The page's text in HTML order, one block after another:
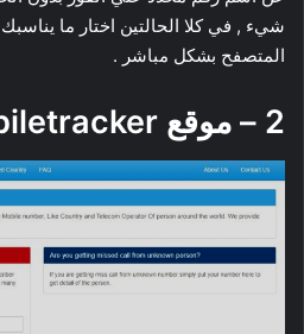
شيء , في كلا الحالتين اختار ما
المتصفح بشكل مباشر .
2 – موقع emobiletracker